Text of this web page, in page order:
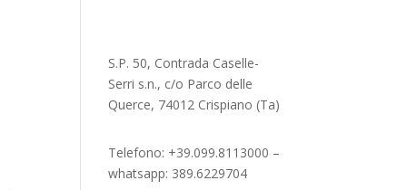
S.P. 50, Contrada Caselle-
Serri s.n., c/o Parco delle
Querce, 74012 Crispiano (Ta)
Telefono: +39.099.8113000 –
whatsapp: 389.6229704